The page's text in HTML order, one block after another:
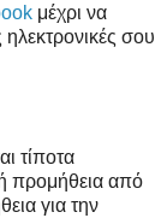
μέχρι να
ηλεκτρονικές σου
τίποτα
προμήθεια από
για την